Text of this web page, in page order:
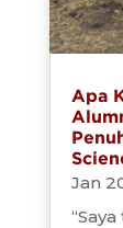
Apa
Jan